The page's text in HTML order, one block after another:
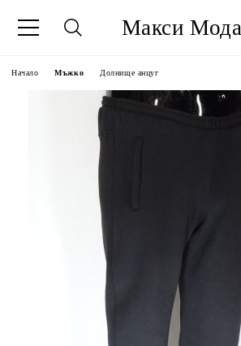
Макси Мода
Начало Мъжко Долнище анцуг